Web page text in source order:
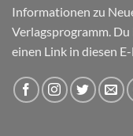
Informationen zu
Verlagsprogramm.
einen Link in diesen